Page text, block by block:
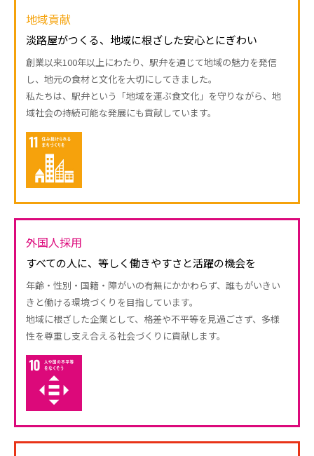
地域貢献
淡路屋がつくる、地域に根ざした安心とにぎわい
創業以来100年以上にわたり、駅弁を通じて地域の魅力を発信
し、地元の食材と文化を大切にしてきました。
私たちは、駅弁という「地域を運ぶ食文化」を守りながら、地
域社会の持続可能な発展にも貢献しています。
外国人採用
すべての人に、等しく働きやすさと活躍の機会を
年齢・性別・国籍・障がいの有無にかかわらず、誰もがいきい
きと働ける環境づくりを目指しています。
地域に根ざした企業として、格差や不平等を見過ごさず、多様
性を尊重し支え合える社会づくりに貢献します。